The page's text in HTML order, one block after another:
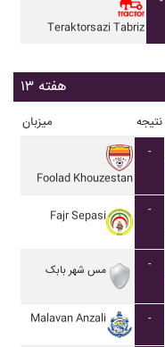
Teraktorsazi Tabriz
هفته ۱۳
میزبان نتیجه
Foolad Khouzestan
-
Fajr Sepasi
-
مس شهر بابک
-
Malavan Anzali -